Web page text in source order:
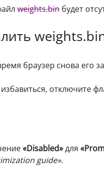
weights.bin будет
браузер снова его
отключите
«Disabled»для
guide».